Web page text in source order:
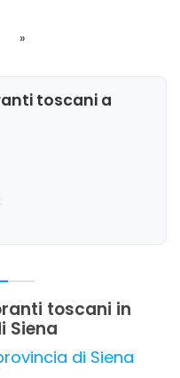
»
toscani a
toscani in
Siena
di Siena